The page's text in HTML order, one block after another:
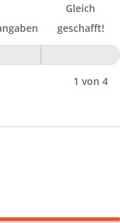
Gleich
geschafft!
1 von 4